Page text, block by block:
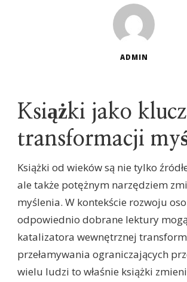
ADMIN
Książki jako
transformacji
Książki od wieków są nie tylko
ale także potężnym narzędziem
myślenia. W kontekście rozwoju
odpowiednio dobrane lektury
katalizatora wewnętrznej
przełamywania ograniczających
wielu ludzi to właśnie książki